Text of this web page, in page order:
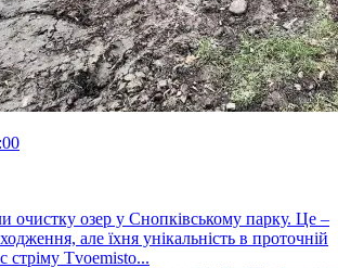
очистку озер у Снопківському парку. Це –
але їхня унікальність в проточній
стріму Tvoemisto...